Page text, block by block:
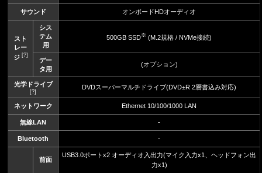
サウンド オンボードHDオーディオ
スト
レー
ジ [?]
シス
テム
用
500GB SSD※ (M.2規格 / NVMe接続)
デー
タ用
(オプション)
光学ドライブ
[?]
DVDスーパーマルチドライブ(DVD±R 2層書込み対応)
ネットワーク Ethernet 10/100/1000 LAN
無線LAN -
Bluetooth -
前面
USB3.0ポートx2 オーディオ入出力(マイク入力x1、ヘッドフォン出
力x1)